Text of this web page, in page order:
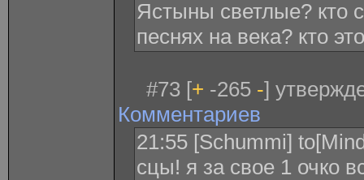
Ястыны светлые? кто
песнях на века? кто
#73 [+ -265 -]
Комментариев
21:55 [Schummi]
сцы! я за свое 1 очко